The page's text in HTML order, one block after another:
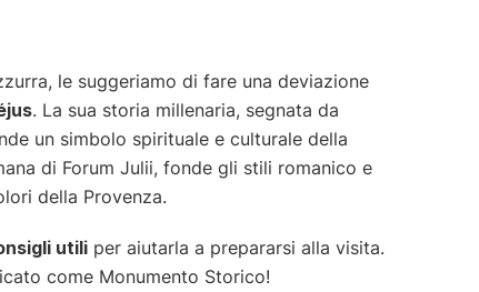
le suggeriamo di fare una deviazione
. La sua storia millenaria, segnata da
un simbolo spirituale e culturale della
di Forum Julii, fonde gli stili romanico e
della Provenza.
utili per aiutarla a prepararsi alla visita.
come Monumento Storico!